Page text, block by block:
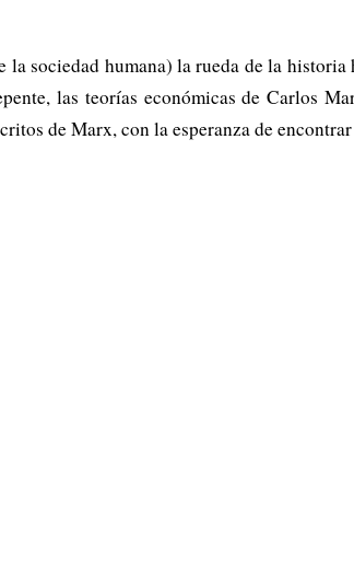
la sociedad humana) la rueda de la
las teorías económicas de Carlos
de Marx, con la esperanza de